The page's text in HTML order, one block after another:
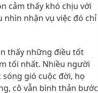
cảm thấy khó chịu với
nhìn nhận vụ việc đó chỉ
thấy những điều tốt
tối nhất. Nhiều người
gió cuộc đời, họ
cô vẫn bình thản bước